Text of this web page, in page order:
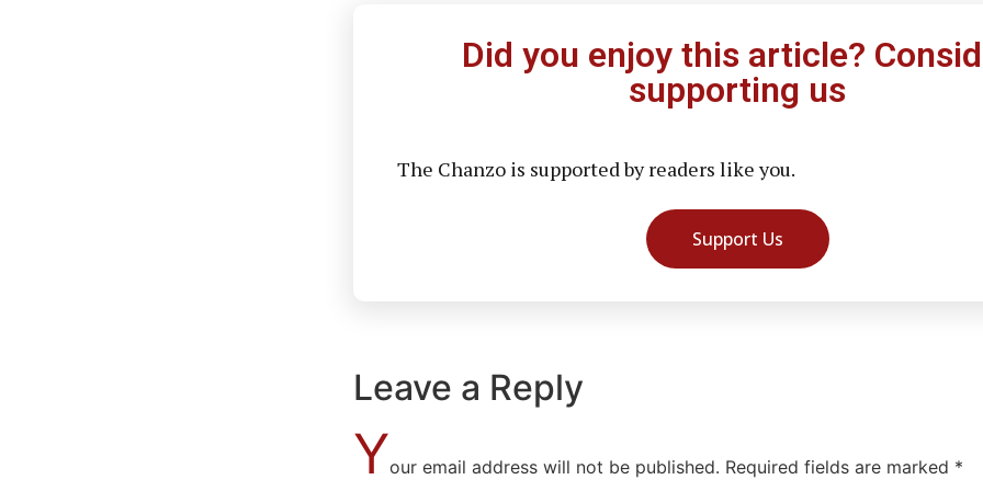
Did you enjoy this article?
supporting us
The Chanzo is supported by readers like you.
Support Us
Leave a Reply
Your email address will not be published. Required fields are marked *